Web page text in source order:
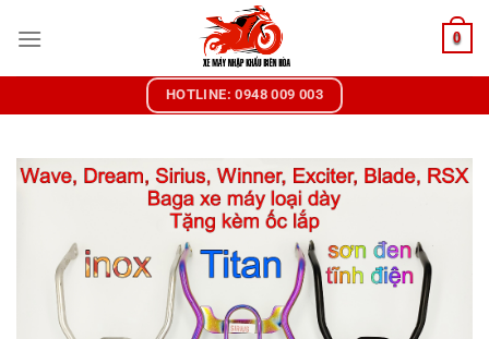
đến
0
HOTLINE: 0948 009 003